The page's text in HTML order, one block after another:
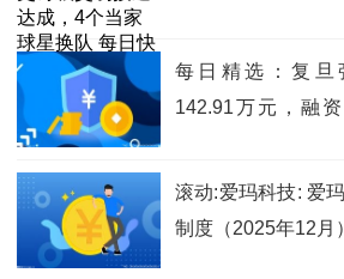
每日精选：复旦
142.91万元，融
滚动:爱玛科技: 爱
制度（2025年12月